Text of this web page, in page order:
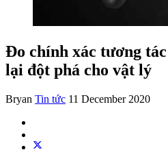
Đo chính xác tương
lại đột phá cho vật lý
Bryan Tin tức 11 December 2020